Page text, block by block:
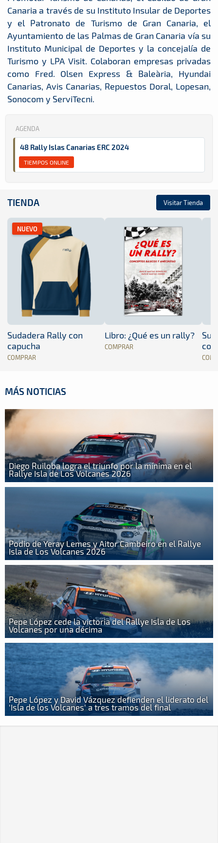
Canaria a través de su Instituto Insular de Deportes
y el Patronato de Turismo de Gran Canaria, el
Ayuntamiento de las Palmas de Gran Canaria vía su
Instituto Municipal de Deportes y la concejalía de
Turismo y LPA Visit. Colaboran empresas privadas
como Fred. Olsen Express & Baleària, Hyundai
Canarias, Avis Canarias, Repuestos Doral, Lopesan,
Sonocom y ServiTecni.
AGENDA
48 Rally Islas Canarias ERC 2024
TIEMPOS ONLINE
TIENDA Visitar Tienda
NUEVO
Sudadera Rally con
capucha
COMPRAR
Libro: ¿Qué es un rally?
COMPRAR
MÁS NOTICIAS
Diego Ruiloba logra el triunfo por la mínima en el
Rallye Isla de Los Volcanes 2026
Podio de Yeray Lemes y Aitor Cambeiro en el Rallye
Isla de Los Volcanes 2026
Pepe López cede la victoria del Rallye Isla de Los
Volcanes por una décima
Pepe López y David Vázquez defienden el liderato del
'Isla de los Volcanes' a tres tramos del final